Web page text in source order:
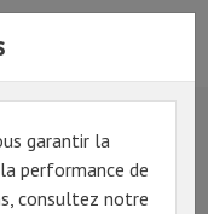
de la remise de
bénéficier de la
garantir la
performance de
consultez notre